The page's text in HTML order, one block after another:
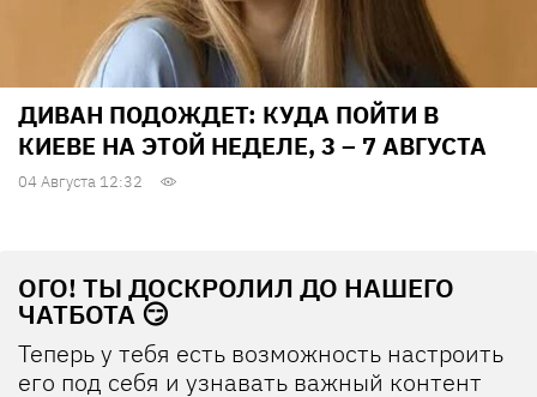
ДИВАН ПОДОЖДЕТ: КУДА ПОЙТИ В
КИЕВЕ НА ЭТОЙ НЕДЕЛЕ, 3 – 7 АВГУСТА
04 Августа 12:32
ОГО! ТЫ ДОСКРОЛИЛ ДО НАШЕГО
ЧАТБОТА 😏
Теперь у тебя есть возможность настроить
его под себя и узнавать важный контент